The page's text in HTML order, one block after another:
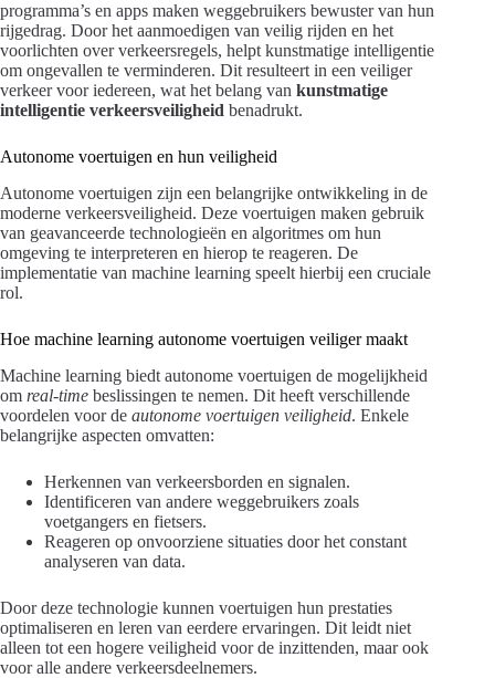
programma’s en apps maken weggebruikers bewuster van hun
rijgedrag. Door het aanmoedigen van veilig rijden en het
voorlichten over verkeersregels, helpt kunstmatige intelligentie
om ongevallen te verminderen. Dit resulteert in een veiliger
verkeer voor iedereen, wat het belang van kunstmatige
intelligentie verkeersveiligheid benadrukt.
Autonome voertuigen en hun veiligheid
Autonome voertuigen zijn een belangrijke ontwikkeling in de
moderne verkeersveiligheid. Deze voertuigen maken gebruik
van geavanceerde technologieën en algoritmes om hun
omgeving te interpreteren en hierop te reageren. De
implementatie van machine learning speelt hierbij een cruciale
rol.
Hoe machine learning autonome voertuigen veiliger maakt
Machine learning biedt autonome voertuigen de mogelijkheid
om real-time beslissingen te nemen. Dit heeft verschillende
voordelen voor de autonome voertuigen veiligheid. Enkele
belangrijke aspecten omvatten:
Herkennen van verkeersborden en signalen.
Identificeren van andere weggebruikers zoals
voetgangers en fietsers.
Reageren op onvoorziene situaties door het constant
analyseren van data.
Door deze technologie kunnen voertuigen hun prestaties
optimaliseren en leren van eerdere ervaringen. Dit leidt niet
alleen tot een hogere veiligheid voor de inzittenden, maar ook
voor alle andere verkeersdeelnemers.